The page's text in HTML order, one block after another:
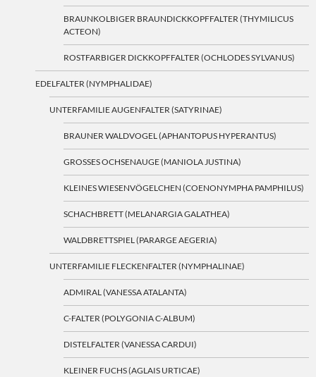
BRAUNKOLBIGER BRAUNDICKKOPFFALTER (THYMILICUS
ACTEON)
ROSTFARBIGER DICKKOPFFALTER (OCHLODES SYLVANUS)
EDELFALTER (NYMPHALIDAE)
UNTERFAMILIE AUGENFALTER (SATYRINAE)
BRAUNER WALDVOGEL (APHANTOPUS HYPERANTUS)
GROSSES OCHSENAUGE (MANIOLA JUSTINA)
KLEINES WIESENVÖGELCHEN (COENONYMPHA PAMPHILUS)
SCHACHBRETT (MELANARGIA GALATHEA)
WALDBRETTSPIEL (PARARGE AEGERIA)
UNTERFAMILIE FLECKENFALTER (NYMPHALINAE)
ADMIRAL (VANESSA ATALANTA)
C-FALTER (POLYGONIA C-ALBUM)
DISTELFALTER (VANESSA CARDUI)
KLEINER FUCHS (AGLAIS URTICAE)